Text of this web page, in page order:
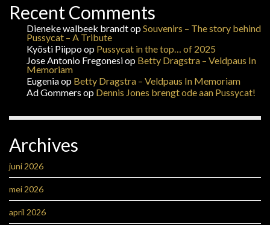
Recent Comments
Dieneke walbeek brandtopSouvenirs – The story behind
Pussycat – A Tribute
Kyösti Piippoop Pussycat in the top… of 2025
Jose Antonio Fregonesiop Betty Dragstra – Veldpaus In
Memoriam
Eugeniaop Betty Dragstra – Veldpaus In Memoriam
Ad Gommers op Dennis Jones brengt ode aan Pussycat!
Archives
juni 2026
mei 2026
april 2026